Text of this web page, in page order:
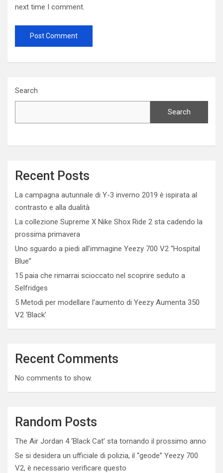
next time I comment.
Search
Search
Recent Posts
La campagna autunnale di Y-3 inverno 2019 è ispirata al
contrasto e alla dualità
La collezione Supreme X Nike Shox Ride 2 sta cadendo la
prossima primavera
Uno sguardo a piedi all’immagine Yeezy 700 V2 “Hospital
Blue”
15 paia che rimarrai scioccato nel scoprire seduto a
Selfridges
5 Metodi per modellare l’aumento di Yeezy Aumenta 350
V2 ‘Black’
Recent Comments
No comments to show.
Random Posts
The Air Jordan 4 ‘Black Cat’ sta tornando il prossimo anno
Se si desidera un ufficiale di polizia, il “geode” Yeezy 700
V2, è necessario verificare questo